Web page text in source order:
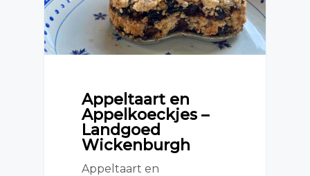
Appeltaart en
Appelkoeckjes –
Landgoed
Wickenburgh
Appeltaart en